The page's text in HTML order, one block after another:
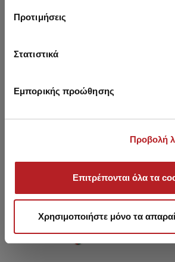
Προτιμήσεις
Στατιστικά
Εμπορικής προώθησης
Προβολή
Επιτρέπονται όλα τα
Χρησιμοποιήστε μόνο τα
Thermopyles Croise